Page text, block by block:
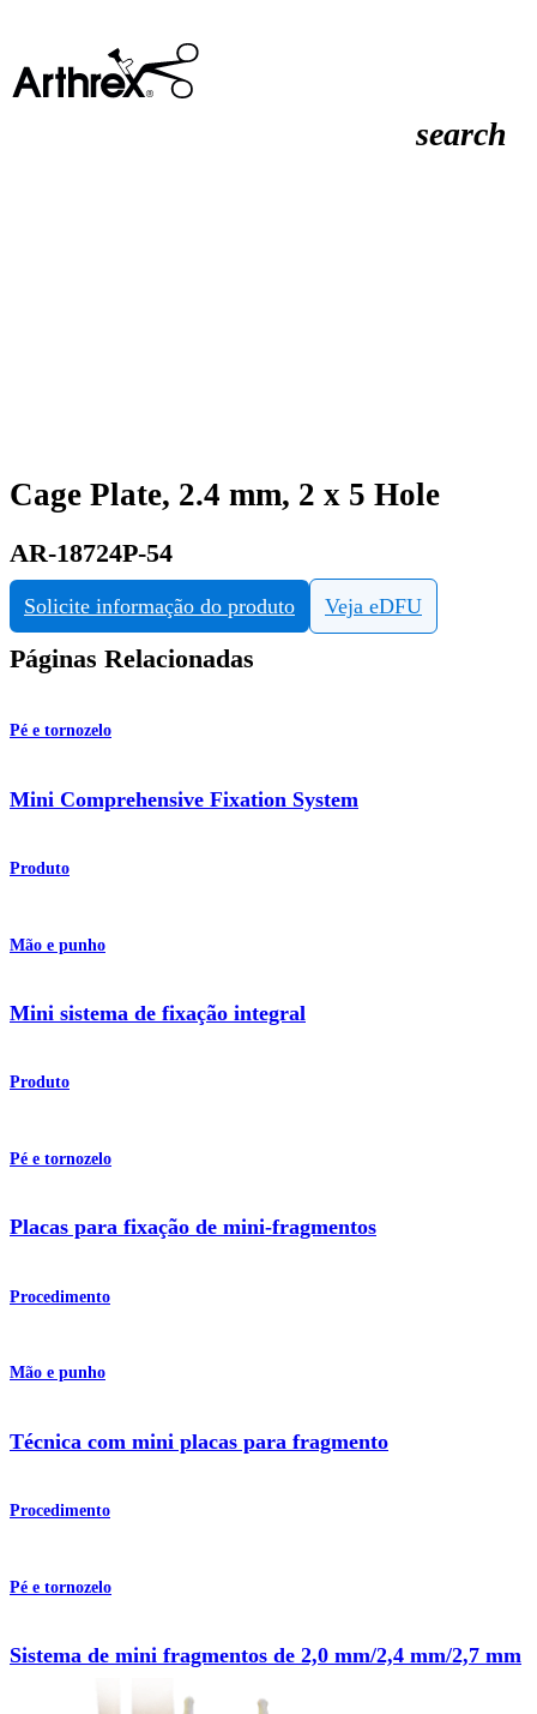
search
Cage Plate, 2.4 mm, 2 x 5 Hole
AR-18724P-54
Solicite informação do produto Veja eDFU
Páginas Relacionadas
Pé e tornozelo
Mini Comprehensive Fixation System
Produto
Mão e punho
Mini sistema de fixação integral
Produto
Pé e tornozelo
Placas para fixação de mini-fragmentos
Procedimento
Mão e punho
Técnica com mini placas para fragmento
Procedimento
Pé e tornozelo
Sistema de mini fragmentos de 2,0 mm/2,4 mm/2,7 mm